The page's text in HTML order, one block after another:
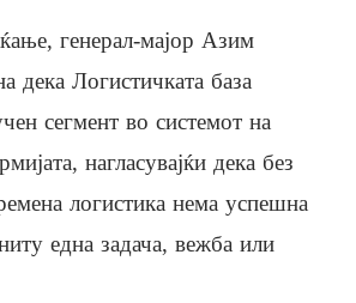
генерал-мајор Азим
дека Логистичката база
сегмент во системот на
нагласувајќи дека без
логистика нема успешна
една задача, вежба или